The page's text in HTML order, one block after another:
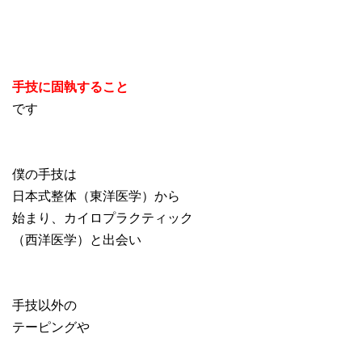
手技に固執すること
です
僕の手技は
日本式整体（東洋医学）から
始まり、カイロプラクティック
（西洋医学）と出会い
手技以外の
テーピングや